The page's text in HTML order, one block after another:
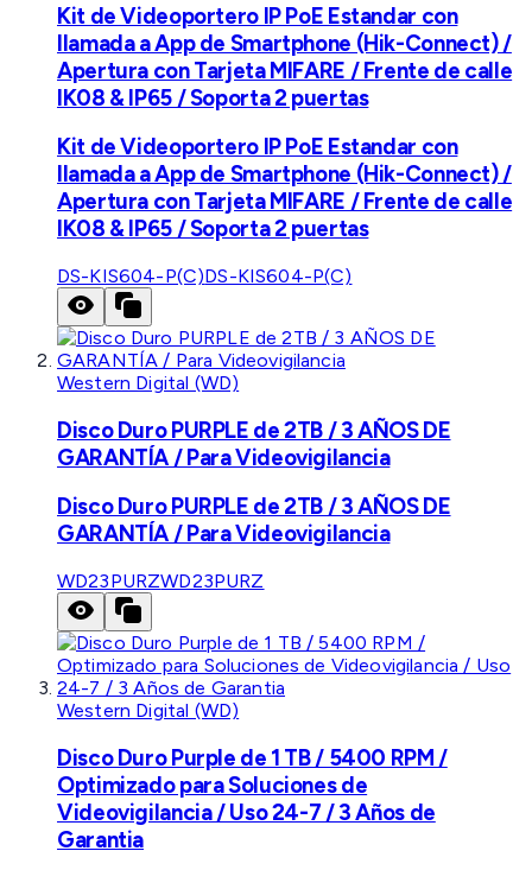
Kit de Videoportero IP PoE Estandar con
llamada a App de Smartphone (Hik-Connect) /
Apertura con Tarjeta MIFARE / Frente de calle
IK08 & IP65 / Soporta 2 puertas
Kit de Videoportero IP PoE Estandar con
llamada a App de Smartphone (Hik-Connect) /
Apertura con Tarjeta MIFARE / Frente de calle
IK08 & IP65 / Soporta 2 puertas
DS-KIS604-P(C)DS-KIS604-P(C)
Western Digital (WD)
Disco Duro PURPLE de 2TB / 3 AÑOS DE
GARANTÍA / Para Videovigilancia
Disco Duro PURPLE de 2TB / 3 AÑOS DE
GARANTÍA / Para Videovigilancia
WD23PURZWD23PURZ
Western Digital (WD)
Disco Duro Purple de 1 TB / 5400 RPM /
Optimizado para Soluciones de
Videovigilancia / Uso 24-7 / 3 Años de
Garantia